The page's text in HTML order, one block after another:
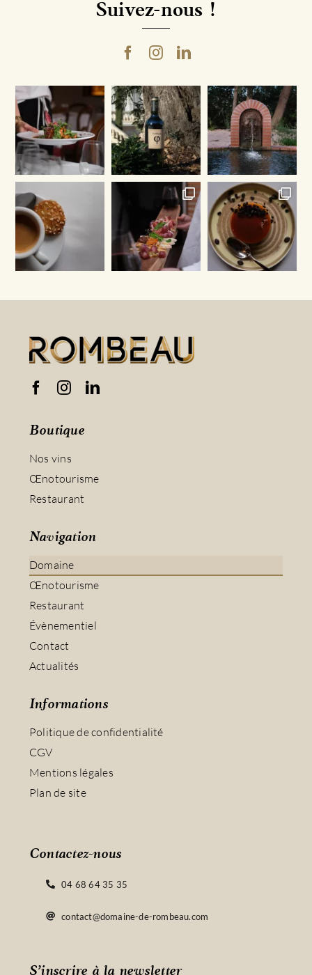
Suivez-nous !
Boutique
Nos vins
Œnotourisme
Restaurant
Navigation
Domaine
Œnotourisme
Restaurant
Évènementiel
Contact
Actualités
Informations
Politique de confidentialité
CGV
Mentions légales
Plan de site
S’inscrire à la newsletter
Contactez-nous
04 68 64 35 35
contact@domaine-de-rombeau.com